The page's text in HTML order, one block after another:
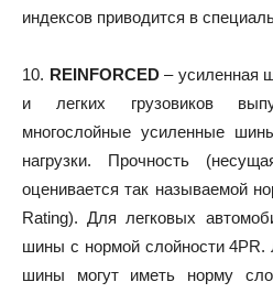
индексов приводится в
10. REINFORCED– усиленная
и легких грузовиков
многослойные усиленные
нагрузки. Прочность
оценивается так называемой
Rating). Для легковых
шины с нормой слойности 4PR.
шины могут иметь норму